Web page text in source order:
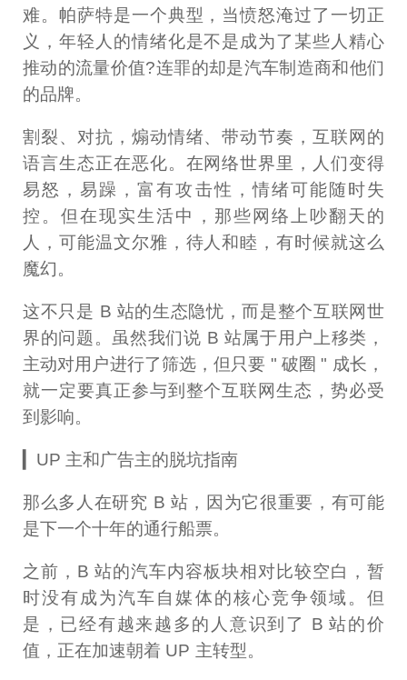
难。帕萨特是一个典型，当愤怒淹过了一切正
义，年轻人的情绪化是不是成为了某些人精心
推动的流量价值?连罪的却是汽车制造商和他们
的品牌。
割裂、对抗，煽动情绪、带动节奏，互联网的
语言生态正在恶化。在网络世界里，人们变得
易怒，易躁，富有攻击性，情绪可能随时失
控。但在现实生活中，那些网络上吵翻天的
人，可能温文尔雅，待人和睦，有时候就这么
魔幻。
这不只是 B 站的生态隐忧，而是整个互联网世
界的问题。虽然我们说 B 站属于用户上移类，
主动对用户进行了筛选，但只要 " 破圈 " 成长，
就一定要真正参与到整个互联网生态，势必受
到影响。
▎UP 主和广告主的脱坑指南
那么多人在研究 B 站，因为它很重要，有可能
是下一个十年的通行船票。
之前，B 站的汽车内容板块相对比较空白，暂
时没有成为汽车自媒体的核心竞争领域。但
是，已经有越来越多的人意识到了 B 站的价
值，正在加速朝着 UP 主转型。